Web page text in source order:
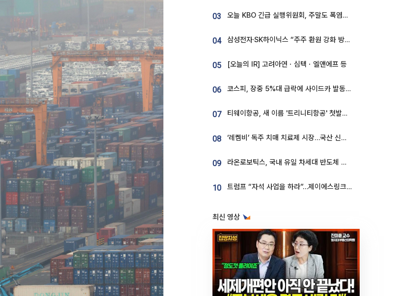
03 오늘 KBO 긴급 실행위원회, 주말도 폭염취소 될까
04 삼성전자·SK하이닉스 “주주 환원 강화 방안 마련”
05 [오늘의 IR] 고려아연ㆍ심텍ㆍ엘앤에프 등
06 코스피, 장중 5%대 급락에 사이드카 발동…삼성·SK 동반 폭락
07 티웨이항공, 새 이름 '트리니티항공' 첫발…SSC 전략 본격화
08 ‘레켐비’ 독주 치매 치료제 시장…국산 신약 등장하나
09 라온로보틱스, 국내 유일 차세대 반도체 공정 로봇 개발 ‘고객사 테스트 진행’
10 트럼프 “자석 사업을 하라”…제이에스링크, 비중국 영구자석 공급망 구축 속도
최신 영상